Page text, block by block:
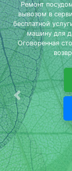
Ремонт
вывозом в
бесплатной
машину для
Оговоренная
Предыдущая